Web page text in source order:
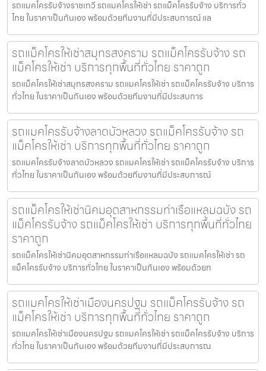
รถแมคโครรับจ้างราชเทวี รถแมคโครให้เช่า รถแม็คโครรับจ้าง บริการทั่ว
ไทย ในราคาเป็นกันเอง พร้อมด้วยทีมงานที่มีประสบการณ์ แล
รถแม็คโครให้เช่าสมุทรสงคราม รถแม็คโครรับจ้าง รถ
แม็คโครให้เช่า บริการทุกพื้นที่ทั่วไทย ราคาถูก
รถแม็คโครให้เช่าสมุทรสงคราม รถแมคโครให้เช่า รถแม็คโครรับจ้าง บริการ
ทั่วไทย ในราคาเป็นกันเอง พร้อมด้วยทีมงานที่มีประสบการ
รถแมคโครรับจ้างลาดบัวหลวง รถแม็คโครรับจ้าง รถ
แม็คโครให้เช่า บริการทุกพื้นที่ทั่วไทย ราคาถูก
รถแมคโครรับจ้างลาดบัวหลวง รถแมคโครให้เช่า รถแม็คโครรับจ้าง บริการ
ทั่วไทย ในราคาเป็นกันเอง พร้อมด้วยทีมงานที่มีประสบการณ์
รถแม็คโครให้เช่านิคมอุตสาหกรรมท่าเรือแหลมฉบัง รถ
แม็คโครรับจ้าง รถแม็คโครให้เช่า บริการทุกพื้นที่ทั่วไทย
ราคาถูก
รถแม็คโครให้เช่านิคมอุตสาหกรรมท่าเรือแหลมฉบัง รถแมคโครให้เช่า รถ
แม็คโครรับจ้าง บริการทั่วไทย ในราคาเป็นกันเอง พร้อมด้วยท
รถแมคโครให้เช่าเมืองนครปฐม รถแม็คโครรับจ้าง รถ
แม็คโครให้เช่า บริการทุกพื้นที่ทั่วไทย ราคาถูก
รถแมคโครให้เช่าเมืองนครปฐม รถแมคโครให้เช่า รถแม็คโครรับจ้าง บริการ
ทั่วไทย ในราคาเป็นกันเอง พร้อมด้วยทีมงานที่มีประสบการณ